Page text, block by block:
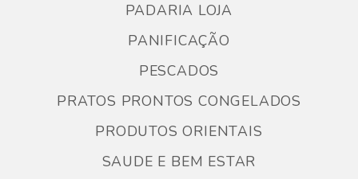
PADARIA LOJA
PANIFICAÇÃO
PESCADOS
PRATOS PRONTOS CONGELADOS
PRODUTOS ORIENTAIS
SAUDE E BEM ESTAR